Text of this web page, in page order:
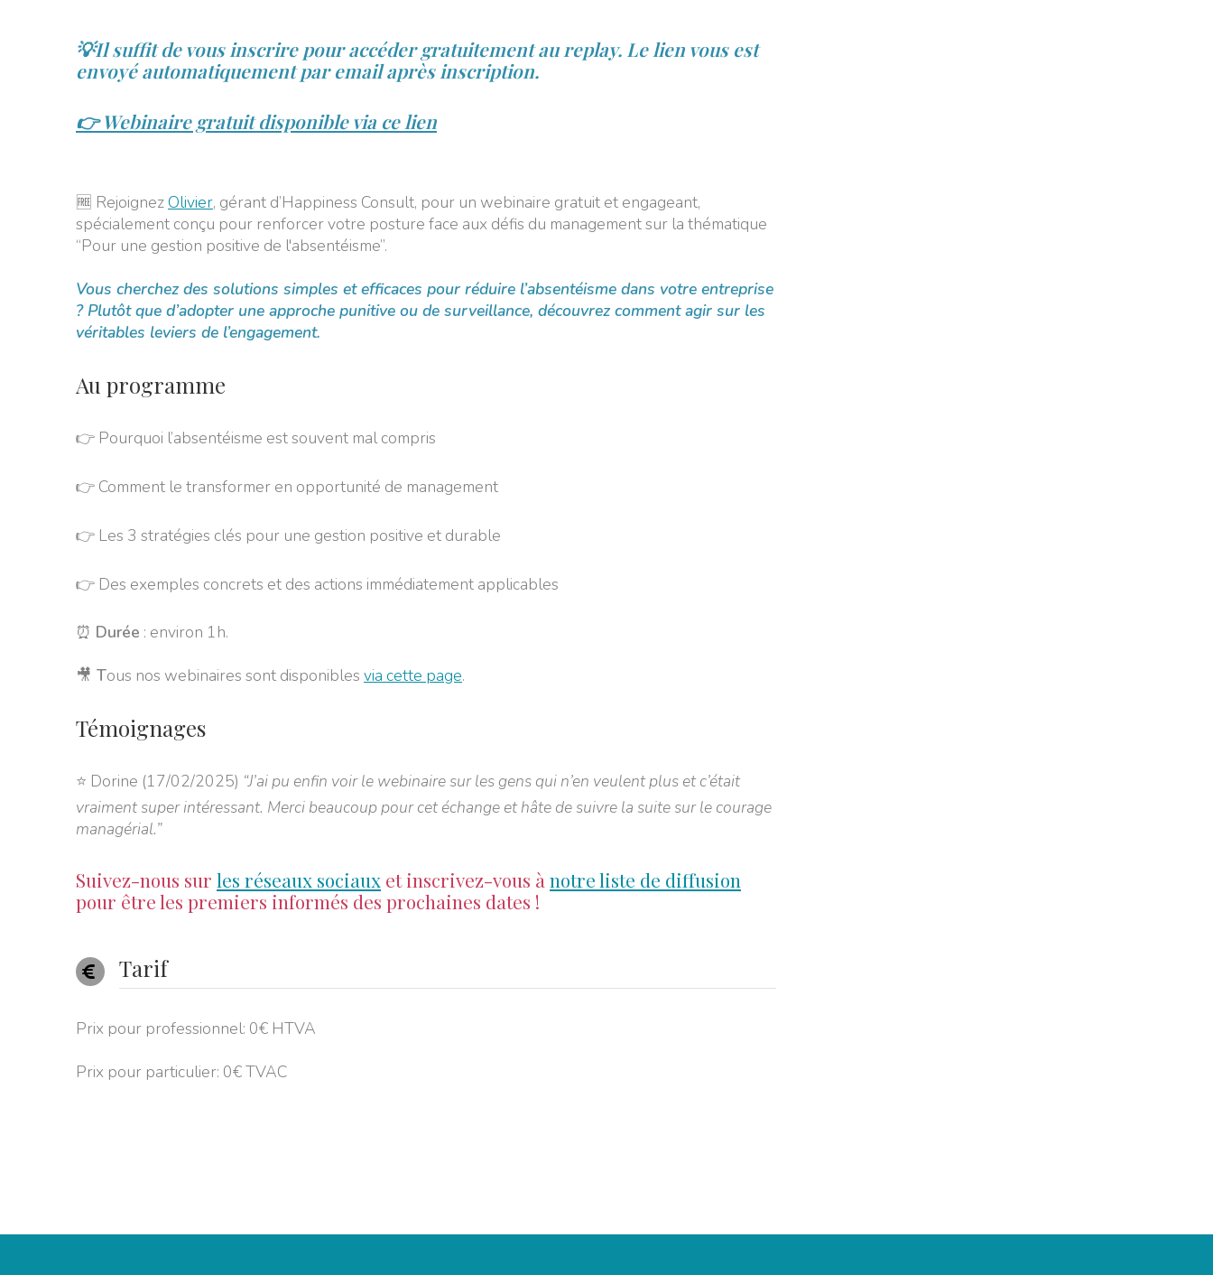
💡Il suffit de vous inscrire pour accéder gratuitement au replay. Le lien vous est
envoyé automatiquement par email après inscription.
👉 Webinaire gratuit disponible via ce lien
🆓 RejoignezOlivier, gérant d’Happiness Consult, pour un webinaire gratuit et engageant,
spécialement conçu pour renforcer votre posture face aux défis du management sur la thématique
“Pour une gestion positive de l'absentéisme”.
Vous cherchez des solutions simples et efficaces pour réduire l’absentéisme dans votre entreprise
? Plutôt que d’adopter une approche punitive ou de surveillance, découvrez comment agir sur les
véritables leviers de l’engagement.
Au programme
👉 Pourquoi l’absentéisme est souvent mal compris
👉 Comment le transformer en opportunité de management
👉 Les 3 stratégies clés pour une gestion positive et durable
👉 Des exemples concrets et des actions immédiatement applicables
⏰ Durée : environ 1h.
🎥 Tous nos webinaires sont disponibles via cette page.
Témoignages
⭐ Dorine (17/02/2025) “J’ai pu enfin voir le webinaire sur les gens qui n’en veulent plus et c’était
vraiment super intéressant. Merci beaucoup pour cet échange et hâte de suivre la suite sur le courage
managérial.”
Suivez-nous sur les réseaux sociaux et inscrivez-vous à notre liste de diffusion
pour être les premiers informés des prochaines dates !
Tarif
Prix pour professionnel: 0€ HTVA
Prix pour particulier: 0€ TVAC